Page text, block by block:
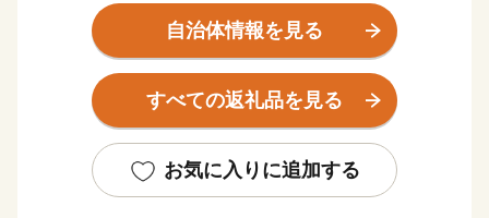
奈良県の「街の幸福度ランキング」では２年連続２位に
も選ばれた平群町は、小菊・いちご・ぶどう・バラを基
幹産業とし、ブランドいちご「古都華(ことか)」は県内
ています。
自治体情報を見る
すべての返礼品を見る
お気に入りに追加する